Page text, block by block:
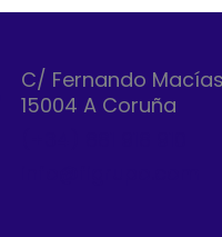
C/ Fernando
15004 A Coruña